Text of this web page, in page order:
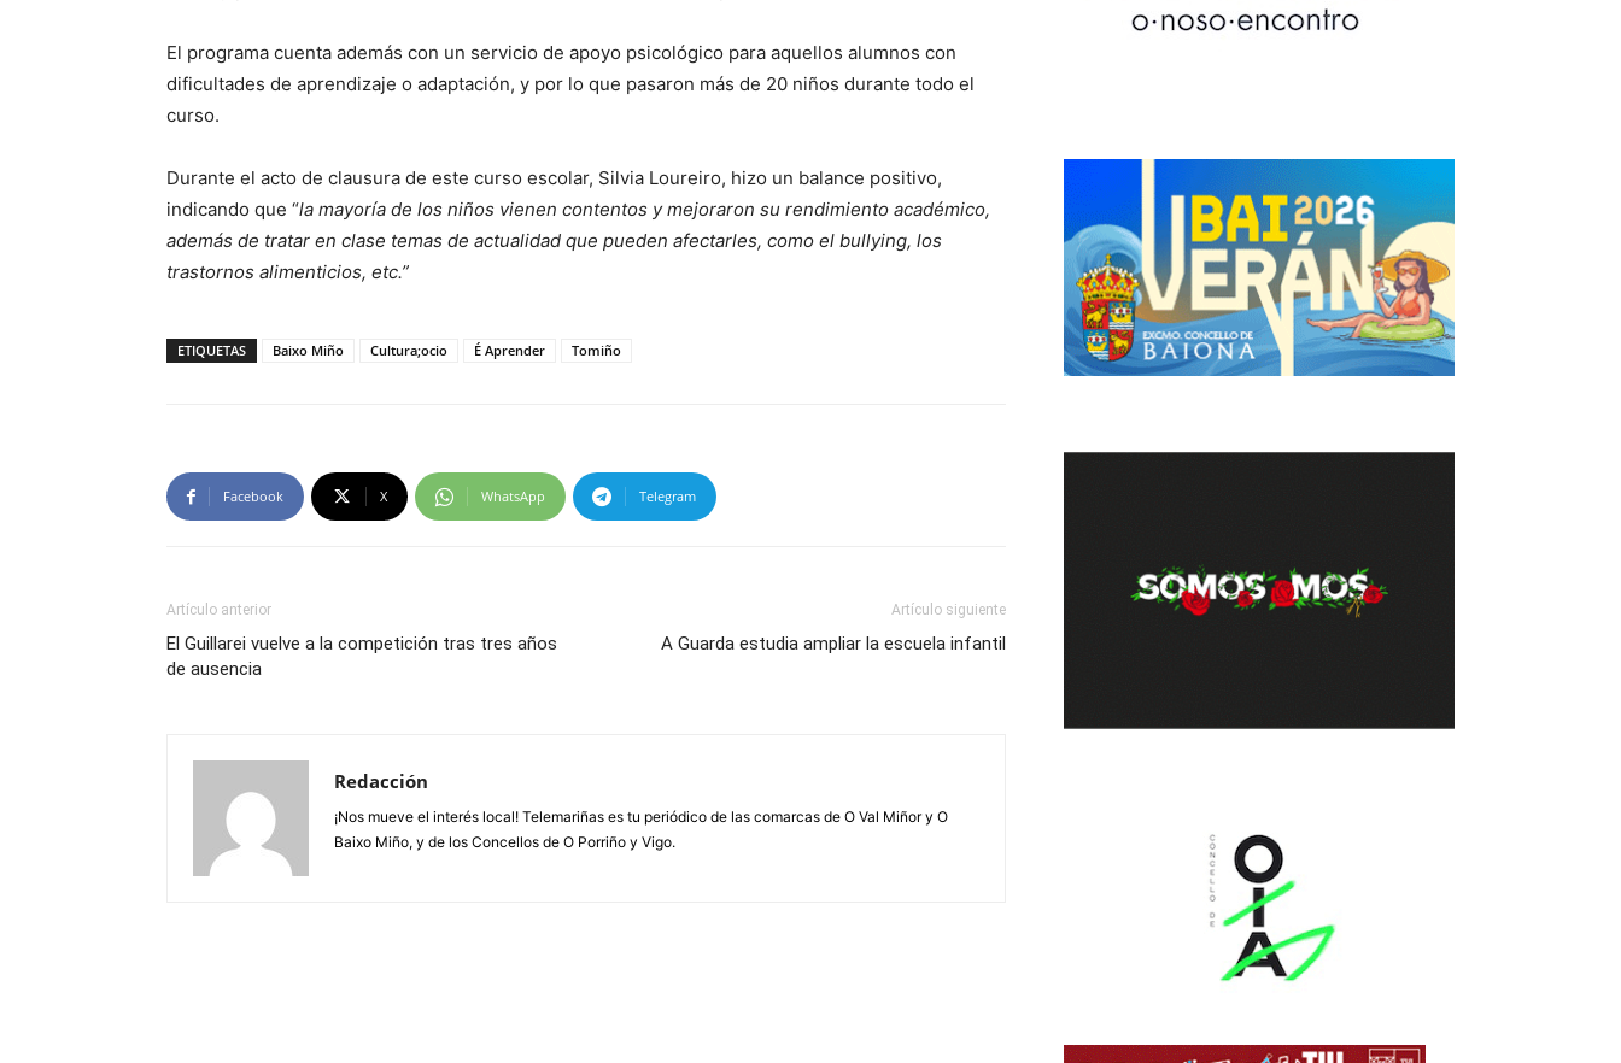
El programa cuenta además con un servicio de apoyo psicológico para aquellos alumnos con
dificultades de aprendizaje o adaptación, y por lo que pasaron más de 20 niños durante todo el
curso.
Durante el acto de clausura de este curso escolar, Silvia Loureiro, hizo un balance positivo,
indicando que “la mayoría de los niños vienen contentos y mejoraron su rendimiento académico,
además de tratar en clase temas de actualidad que pueden afectarles, como el bullying, los
trastornos alimenticios, etc.”
ETIQUETAS Baixo Miño Cultura;ocio É Aprender Tomiño
Facebook X WhatsApp Telegram
Artículo anterior
El Guillarei vuelve a la competición tras tres años
de ausencia
Artículo siguiente
A Guarda estudia ampliar la escuela infantil
Redacción
¡Nos mueve el interés local! Telemariñas es tu periódico de las comarcas de O Val Miñor y O
Baixo Miño, y de los Concellos de O Porriño y Vigo.